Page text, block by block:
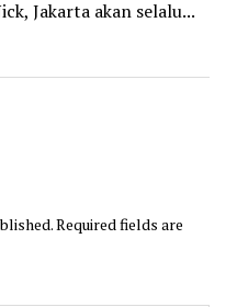
Jakarta akan selalu...
Required fields are